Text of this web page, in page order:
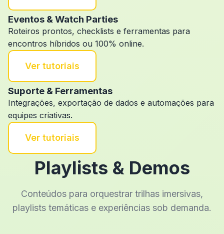
Eventos & Watch Parties
Roteiros prontos, checklists e ferramentas para
encontros híbridos ou 100% online.
Ver tutoriais
Suporte & Ferramentas
Integrações, exportação de dados e automações para
equipes criativas.
Ver tutoriais
Playlists & Demos
Conteúdos para orquestrar trilhas imersivas,
playlists temáticas e experiências sob demanda.